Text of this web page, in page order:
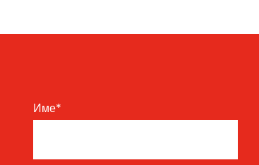
Име*